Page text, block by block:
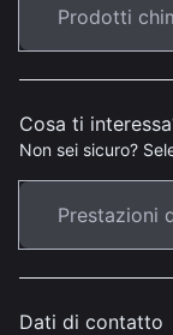
Cosa ti
Non sei sicuro?
Dati di contatto